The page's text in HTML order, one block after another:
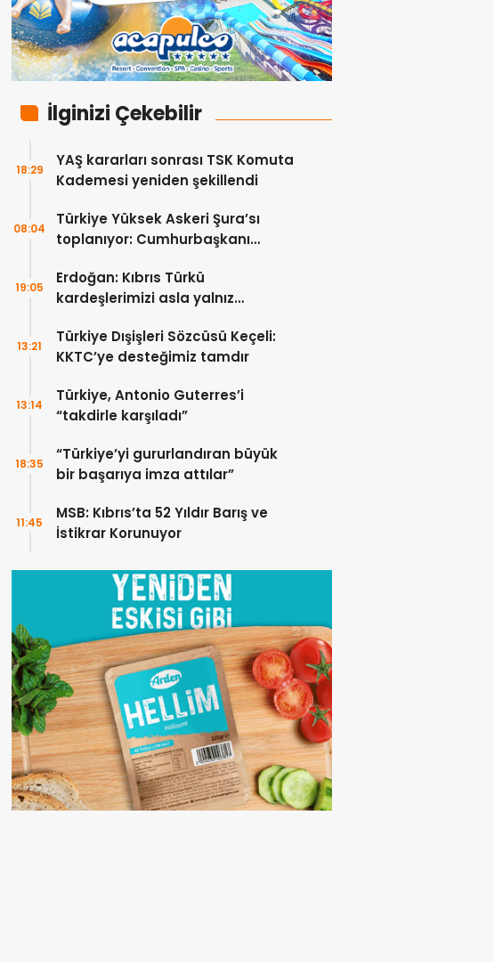
İlginizi Çekebilir
YAŞ kararları sonrası TSK Komuta
Kademesi yeniden şekillendi
18:29
Türkiye Yüksek Askeri Şura’sı
toplanıyor: Cumhurbaşkanı
08:04
Erdoğan: Kıbrıs Türkü
kardeşlerimizi asla yalnız
19:05
Türkiye Dışişleri Sözcüsü Keçeli:
KKTC’ye desteğimiz tamdır
13:21
Türkiye, Antonio Guterres’i
“takdirle karşıladı”
13:14
“Türkiye’yi gururlandıran büyük
bir başarıya imza attılar”
18:35
MSB: Kıbrıs’ta 52 Yıldır Barış ve
İstikrar Korunuyor
11:45